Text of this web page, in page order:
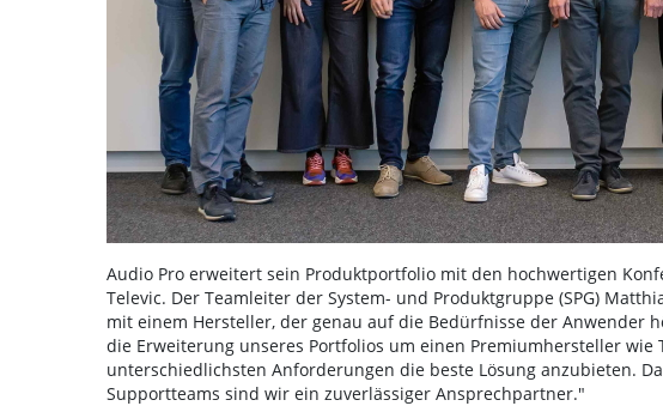
Audio Pro erweitert sein Produktportfolio mit den hochwertigen
Televic. Der Teamleiter der System- und Produktgruppe (SPG)
mit einem Hersteller, der genau auf die Bedürfnisse der Anwender
die Erweiterung unseres Portfolios um einen Premiumhersteller wie
unterschiedlichsten Anforderungen die beste Lösung anzubieten.
Supportteams sind wir ein zuverlässiger Ansprechpartner."